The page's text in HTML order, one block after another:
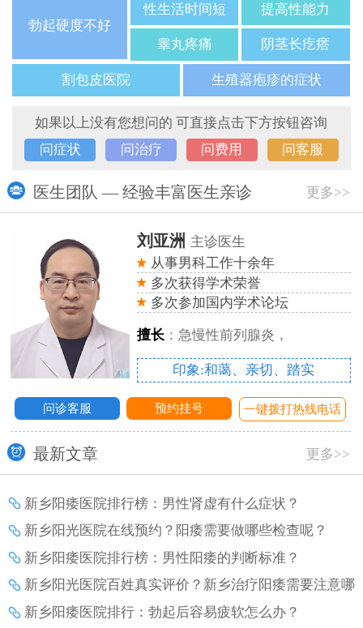
勃起硬度不好
性生活时间短 提高性能力
睾丸疼痛 阴茎长疙瘩
割包皮医院 生殖器疱疹的症状
如果以上没有您想问的 可直接点击下方按钮咨询
问症状
问治疗 问费用 问客服
医生团队 — 经验丰富医生亲诊 更多>>
刘亚洲 主诊医生
从事男科工作十余年
多次获得学术荣誉
多次参加国内学术论坛
擅长：急慢性前列腺炎，
印象:和蔼、亲切、踏实
问诊客服 预约挂号 一键拨打热线电话
最新文章 更多>>
新乡阳痿医院排行榜：男性肾虚有什么症状？
新乡阳光医院在线预约？阳痿需要做哪些检查呢？
新乡阳痿医院排行榜：男性阳痿的判断标准？
新乡阳光医院百姓真实评价？新乡治疗阳痿需要注意哪
些事项？
新乡阳痿医院排行：勃起后容易疲软怎么办？